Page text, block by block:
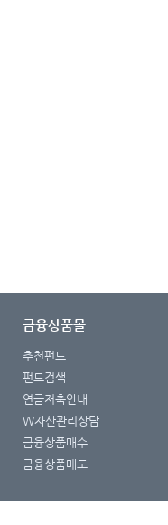
금융상품몰
추천펀드
펀드검색
연금저축안내
W자산관리상담
금융상품매수
금융상품매도